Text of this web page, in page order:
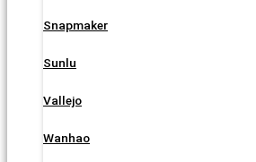
Snapmaker
Sunlu
Vallejo
Wanhao